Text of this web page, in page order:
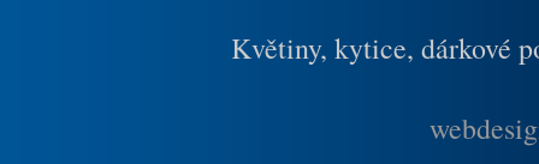
Květiny, kytice, dárkové